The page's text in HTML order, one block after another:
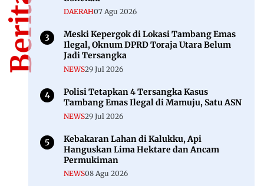
DAERAH07 Agu 2026
Meski Kepergok di Lokasi Tambang Emas
Ilegal, Oknum DPRD Toraja Utara Belum
Jadi Tersangka
NEWS29 Jul 2026
Polisi Tetapkan 4 Tersangka Kasus
Tambang Emas Ilegal di Mamuju, Satu ASN
NEWS29 Jul 2026
Kebakaran Lahan di Kalukku, Api
Hanguskan Lima Hektare dan Ancam
Permukiman
NEWS08 Agu 2026